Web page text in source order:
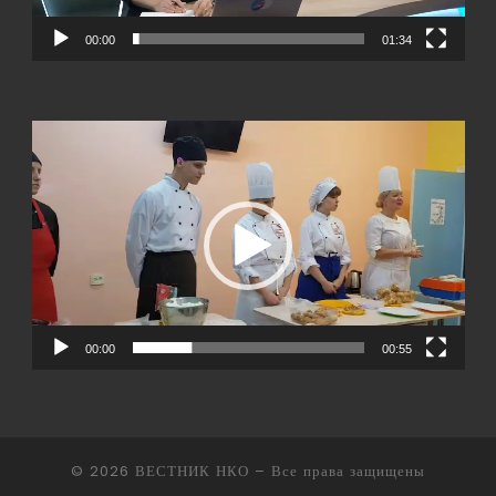
00:00 01:34
00:00 00:55
© 2026 ВЕСТНИК НКО – Все права защищены